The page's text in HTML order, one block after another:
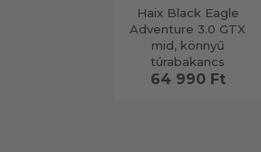
Haix Black Eagle
Adventure 3.0 GTX
mid, könnyű
túrabakancs
64 990 Ft